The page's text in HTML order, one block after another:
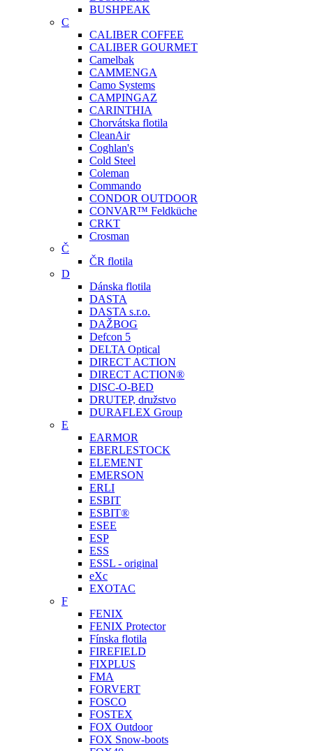
BUSHPEAK
C
CALIBER COFFEE
CALIBER GOURMET
Camelbak
CAMMENGA
Camo Systems
CAMPINGAZ
CARINTHIA
Chorvátska flotila
CleanAir
Coghlan's
Cold Steel
Coleman
Commando
CONDOR OUTDOOR
CONVAR™ Feldküche
CRKT
Crosman
Č
ČR flotila
D
Dánska flotila
DASTA
DASTA s.r.o.
DAŽBOG
Defcon 5
DELTA Optical
DIRECT ACTION
DIRECT ACTION®
DISC-O-BED
DRUTEP, družstvo
DURAFLEX Group
E
EARMOR
EBERLESTOCK
ELEMENT
EMERSON
ERLI
ESBIT
ESBIT®
ESEE
ESP
ESS
ESSL - original
eXc
EXOTAC
F
FENIX
FENIX Protector
Fínska flotila
FIREFIELD
FIXPLUS
FMA
FORVERT
FOSCO
FOSTEX
FOX Outdoor
FOX Snow-boots